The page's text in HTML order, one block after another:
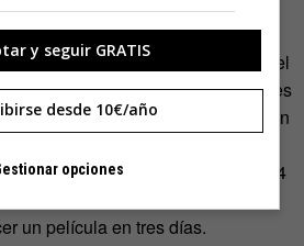
una pieza de animación de 30
desde que empezamos a escribir el
el producto final. Las animaciones
entre 60 y 90 segundos y se suelen
28 minutos al día, de las cuáles 4
un película en tres días.
y seguir GRATIS
desde 10€/año
opciones